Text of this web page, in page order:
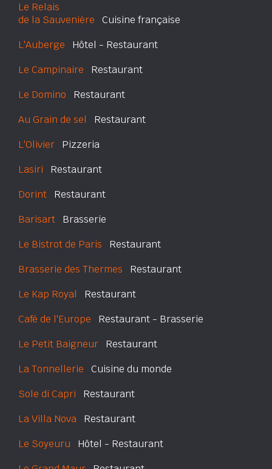
Le Relais
de la Sauvenière Cuisine française
L'Auberge Hôtel - Restaurant
Le Campinaire Restaurant
Le Domino Restaurant
Au Grain de sel Restaurant
L'Olivier Pizzeria
Lasiri Restaurant
Dorint Restaurant
Barisart Brasserie
Le Bistrot de Paris Restaurant
Brasserie des Thermes Restaurant
Le Kap Royal Restaurant
Café de l'Europe Restaurant - Brasserie
Le Petit Baigneur Restaurant
La Tonnellerie Cuisine du monde
Sole di Capri Restaurant
La Villa Nova Restaurant
Le Soyeuru Hôtel - Restaurant